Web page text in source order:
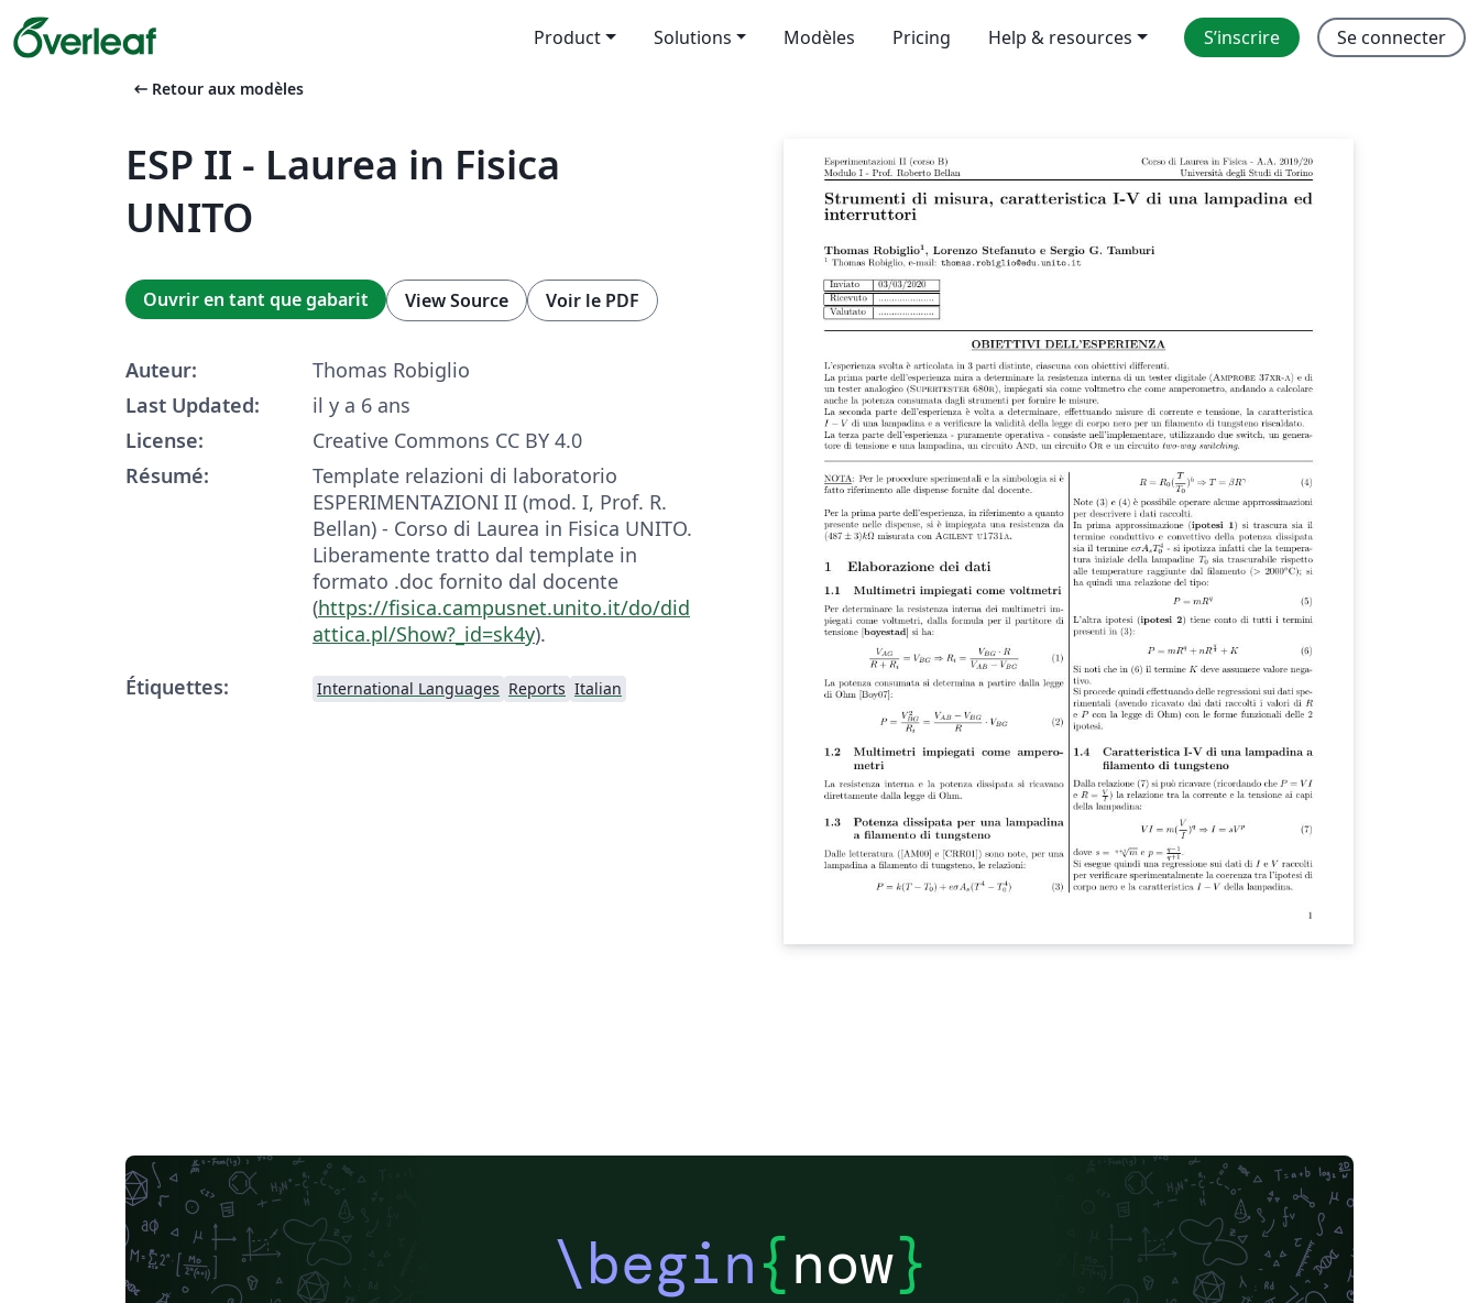
Product Solutions Modèles Pricing Help & resources S’inscrire Se connecter
arrow_left_alt Retour aux modèles
ESP II - Laurea in Fisica
UNITO
Ouvrir en tant que gabarit View Source Voir le PDF
Auteur:
Thomas Robiglio
Last Updated:
il y a 6 ans
License:
Creative Commons CC BY 4.0
Résumé:
Template relazioni di laboratorio
ESPERIMENTAZIONI II (mod. I, Prof. R.
Bellan) - Corso di Laurea in Fisica UNITO.
Liberamente tratto dal template in
formato .doc fornito dal docente
(https://fisica.campusnet.unito.it/do/did
attica.pl/Show?_id=sk4y).
Étiquettes:
International Languages Reports Italian
\begin{now}